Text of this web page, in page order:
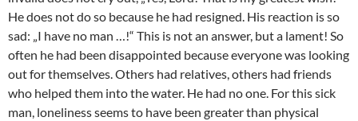
He does not do so because he had resigned. His reaction is so
sad: „I have no man …!“ This is not an answer, but a lament! So
often he had been disappointed because everyone was looking
out for themselves. Others had relatives, others had friends
who helped them into the water. He had no one. For this sick
man, loneliness seems to have been greater than physical